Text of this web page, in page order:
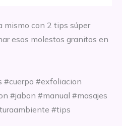
mismo con 2 tips súper
esos molestos granitos en
#cuerpo #exfoliacion
#jabon #manual #masajes
#tips